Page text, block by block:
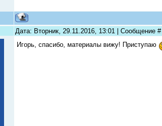
Дата: Вторник, 29.11.2016, 13:01 | Сообщение #
Игорь, спасибо, материалы вижу! Приступаю